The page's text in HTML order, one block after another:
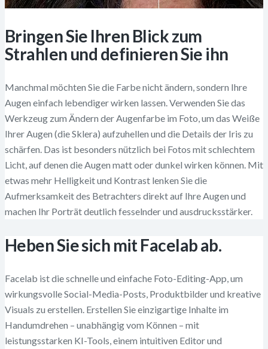
Bringen Sie Ihren Blick zum
Strahlen und definieren Sie ihn
Manchmal möchten Sie die Farbe nicht ändern, sondern Ihre
Augen einfach lebendiger wirken lassen. Verwenden Sie das
Werkzeug zum Ändern der Augenfarbe im Foto, um das Weiße
Ihrer Augen (die Sklera) aufzuhellen und die Details der Iris zu
schärfen. Das ist besonders nützlich bei Fotos mit schlechtem
Licht, auf denen die Augen matt oder dunkel wirken können. Mit
etwas mehr Helligkeit und Kontrast lenken Sie die
Aufmerksamkeit des Betrachters direkt auf Ihre Augen und
machen Ihr Porträt deutlich fesselnder und ausdrucksstärker.
Heben Sie sich mit Facelab ab.
Facelab ist die schnelle und einfache Foto-Editing-App, um
wirkungsvolle Social-Media-Posts, Produktbilder und kreative
Visuals zu erstellen. Erstellen Sie einzigartige Inhalte im
Handumdrehen – unabhängig vom Können – mit
leistungsstarken KI-Tools, einem intuitiven Editor und